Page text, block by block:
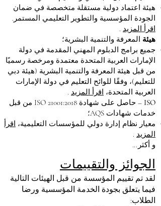
هيئة اعتماد دولية مستقلة متخصصة في ضمان
الجودة المؤسسية والتطوير التعليمي المستمر.
اقرأ المزيد .
هيئة المعرفة والتنمية البشرية؛
جميع برامج الدبلوم المهني المقدمة في دولة
الإمارات العربية المتحدة معتمدة ومرخصة رسميًا
من قبل هيئة المعرفة والتنمية البشرية (هيئة دبي
للتعليم)، وفقًا للوائح التعليم في دولة الإمارات
العربية المتحدة، اقرأ المزيد .
ISO
– حاصل على شهادة ISO 21001:2018 من قبل
خدمات شهادات AQS؛
معيار نظام إدارة دولي للمؤسسات التعليمية، اقرأ
المزيد .
و أكثر...
الجوائز والتقييمات
لقد تم تقييم المؤسسة من قبل الهيئات التالية
فيما يتعلق بجودة الخدمة المؤسسية ورضا
الطلاب: